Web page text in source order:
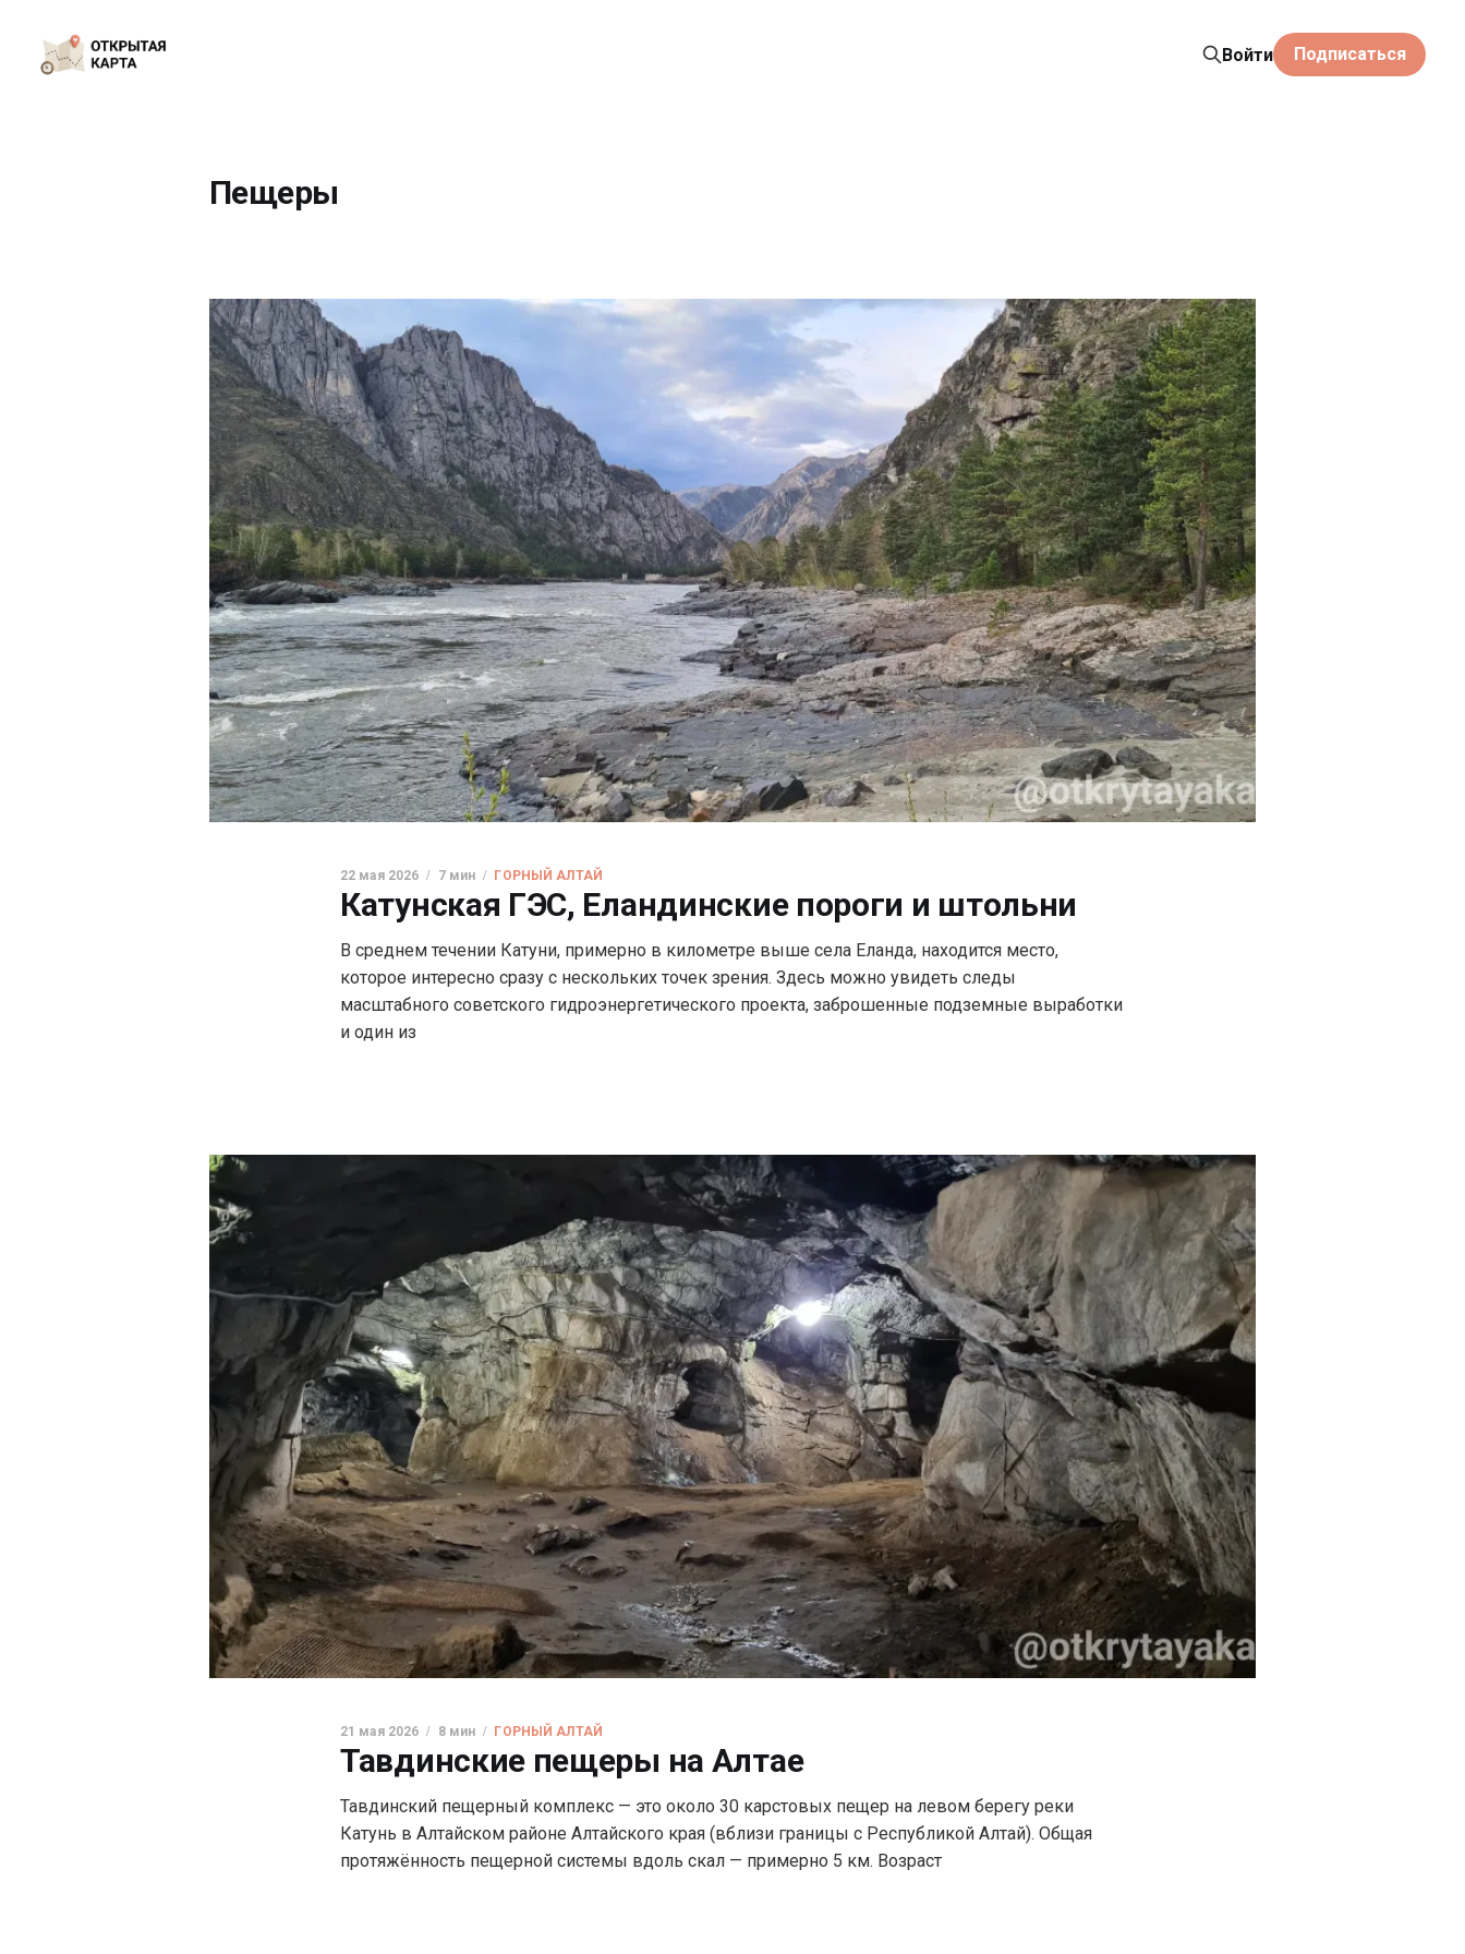
Войти Подписаться
Пещеры
Катунская ГЭС, Еландинские пороги и штольни
22 мая 2026 7 мин ГОРНЫЙ АЛТАЙ
В среднем течении Катуни, примерно в километре выше села Еланда, находится место,
которое интересно сразу с нескольких точек зрения. Здесь можно увидеть следы
масштабного советского гидроэнергетического проекта, заброшенные подземные выработки
и один из
Тавдинские пещеры на Алтае
21 мая 2026 8 мин ГОРНЫЙ АЛТАЙ
Тавдинский пещерный комплекс — это около 30 карстовых пещер на левом берегу реки
Катунь в Алтайском районе Алтайского края (вблизи границы с Республикой Алтай). Общая
протяжённость пещерной системы вдоль скал — примерно 5 км. Возраст